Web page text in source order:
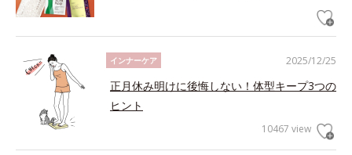
2025/12/25
インナーケア
正月休み明けに後悔しない！体型キープ3つの
ヒント
10467 view